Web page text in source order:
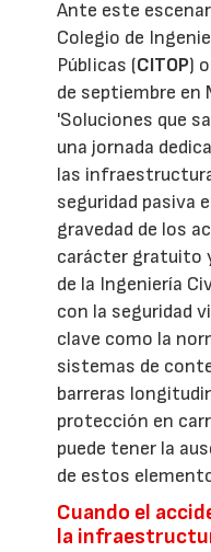
Ante este
Colegio de
Públicas (CITOP)
de septiembre en
'Soluciones que
una jornada
las
seguridad pasiva
gravedad de los
carácter gratuito
de la Ingeniería
con la seguridad
clave como la
sistemas de
barreras
protección en
puede tener la
de estos
Cuando el
la